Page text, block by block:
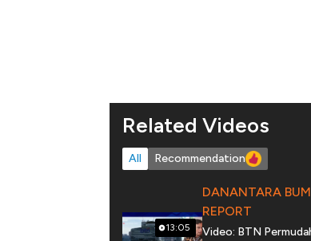
Related Videos
All Recommendation
13:05
DANANTARA
REPORT
Video: BTN